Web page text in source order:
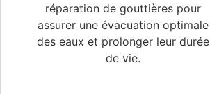
réparation de gouttières pour
assurer une évacuation optimale
des eaux et prolonger leur durée
de vie.